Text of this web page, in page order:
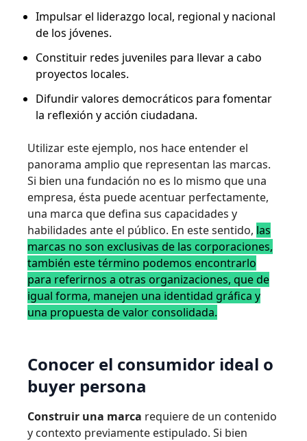
Impulsar el liderazgo local, regional y nacional
de los jóvenes.
Constituir redes juveniles para llevar a cabo
proyectos locales.
Difundir valores democráticos para fomentar
la reflexión y acción ciudadana.
Utilizar este ejemplo, nos hace entender el
panorama amplio que representan las marcas.
Si bien una fundación no es lo mismo que una
empresa, ésta puede acentuar perfectamente,
una marca que defina sus capacidades y
habilidades ante el público. En este sentido, las
marcas no son exclusivas de las corporaciones,
también este término podemos encontrarlo
para referirnos a otras organizaciones, que de
igual forma, manejen una identidad gráfica y
una propuesta de valor consolidada.
Conocer el consumidor ideal o
buyer persona
Construir una marca requiere de un contenido
y contexto previamente estipulado. Si bien